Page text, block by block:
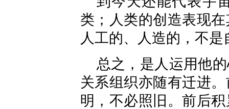
类；人类的创造表现
人工的、人造的，不
总之，是人运用他
关系组织亦随有迁进
明，不必照旧。前后